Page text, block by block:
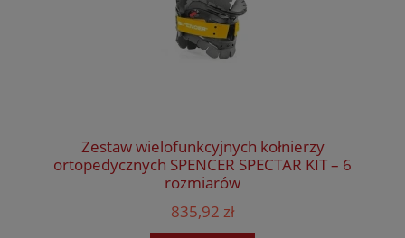
Zestaw wielofunkcyjnych kołnierzy
ortopedycznych SPENCER SPECTAR KIT – 6
rozmiarów
835,92 zł